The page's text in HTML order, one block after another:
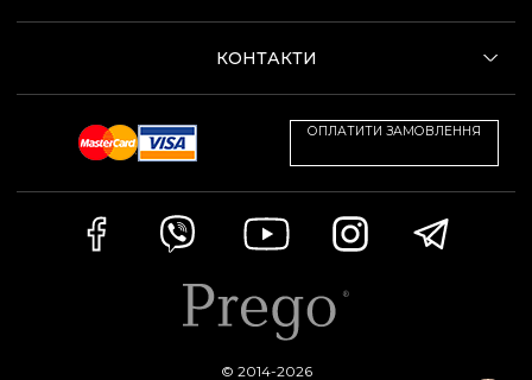
КОНТАКТИ
ОПЛАТИТИ ЗАМОВЛЕННЯ
© 2014-2026